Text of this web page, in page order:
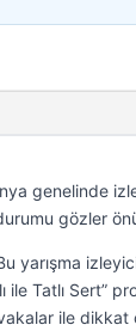
genelinde
gözler
yarışma
Tatlı Sert”
ile dikkat